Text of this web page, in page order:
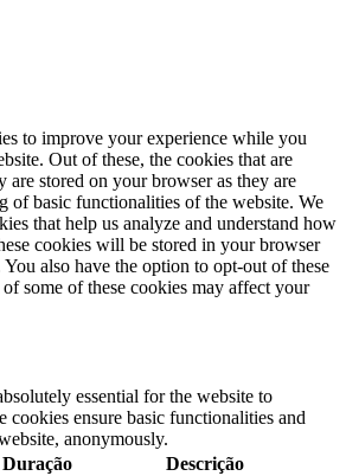
to improve your experience while you
Out of these, the cookies that are
are stored on your browser as they are
of basic functionalities of the website. We
that help us analyze and understand how
cookies will be stored in your browser
also have the option to opt-out of these
some of these cookies may affect your
essential for the website to
cookies ensure basic functionalities and
anonymously.
Duração Descrição